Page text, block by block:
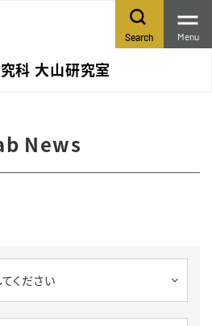
科 大山研究室
Search Menu
News
ください